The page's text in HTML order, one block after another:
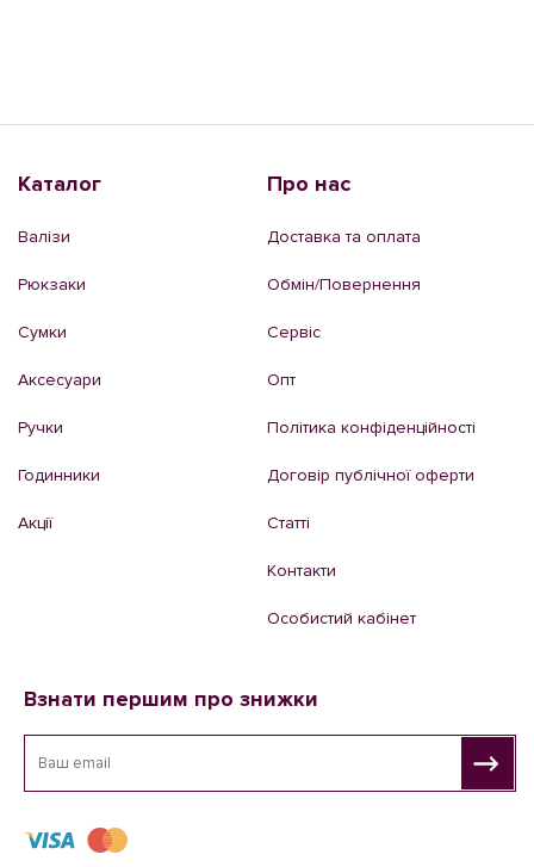
Каталог
Валізи
Рюкзаки
Сумки
Аксесуари
Ручки
Годинники
Акції
Про нас
Доставка та оплата
Обмін/Повернення
Сервіс
Опт
Політика конфіденційності
Договір публічної оферти
Статті
Контакти
Особистий кабінет
Взнати першим про знижки